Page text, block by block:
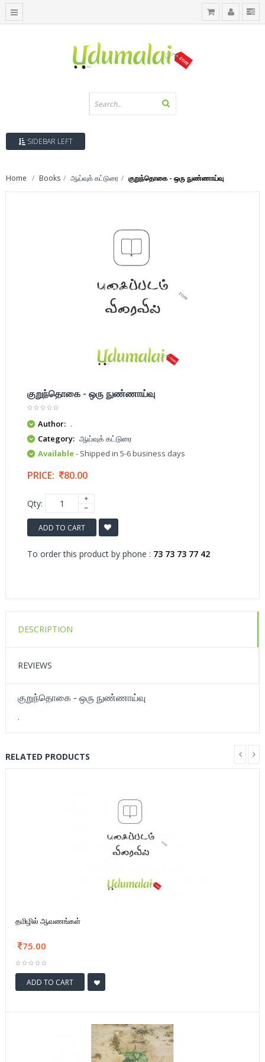
SIDEBAR LEFT
Home Books ஆய்வுக் கட்டுரை குறுந்தொகை - ஒரு நுண்ணாய்வு
குறுந்தொகை - ஒரு நுண்ணாய்வு
Author: .
Category: ஆய்வுக் கட்டுரை
Available- Shipped in 5-6 business days
PRICE: 80.00
Qty:
ADD TO CART
To order this product by phone : 73 73 73 77 42
DESCRIPTION
REVIEWS
குறுந்தொகை - ஒரு நுண்ணாய்வு
.
RELATED PRODUCTS
தமிழில் ஆவணங்கள்
75.00
ADD TO CART